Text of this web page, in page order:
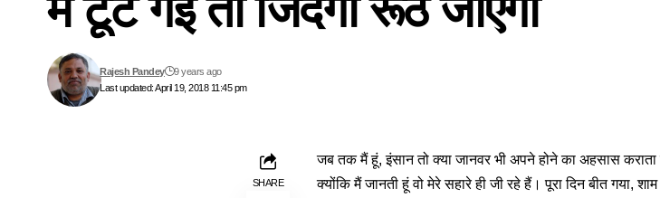
Last updated: April 19, 2018 11:45 pm
Rajesh Pandey 9 years ago
SHARE
जब तक मैं हूं, इंसान तो क्या जानवर भी अपने होने का अहसास
क्योंकि मैं जानती हूं वो मेरे सहारे ही जी रहे हैं। पूरा दिन बीत गया,